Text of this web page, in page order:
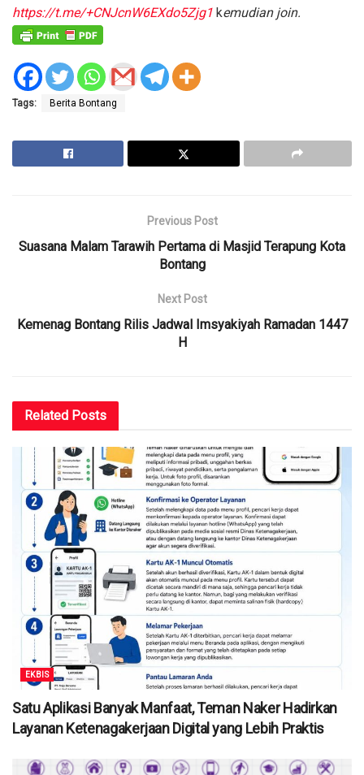
https://t.me/+CNJcnW6EXdo5Zjg1 kemudian join.
Tags: Berita Bontang
Previous Post
Suasana Malam Tarawih Pertama di Masjid Terapung Kota
Bontang
Next Post
Kemenag Bontang Rilis Jadwal Imsyakiyah Ramadan 1447
H
Related Posts
EKBIS
Satu Aplikasi Banyak Manfaat, Teman Naker Hadirkan
Layanan Ketenagakerjaan Digital yang Lebih Praktis